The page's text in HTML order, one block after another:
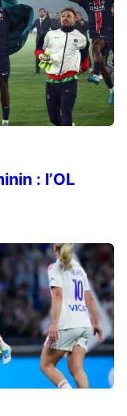
: l’OL